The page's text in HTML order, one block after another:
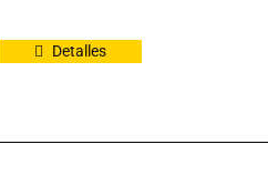
Detalles